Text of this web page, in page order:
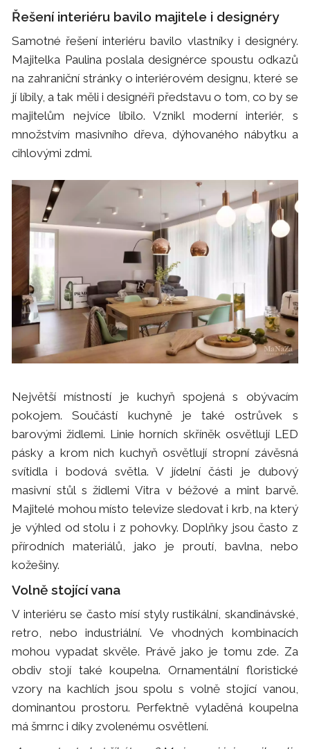
Řešení interiéru bavilo majitele i designéry
Samotné řešení interiéru bavilo vlastníky i designéry.
Majitelka Paulina poslala designérce spoustu odkazů
na zahraniční stránky o interiérovém designu, které se
jí líbily, a tak měli i designéři představu o tom, co by se
majitelům nejvíce líbilo. Vznikl moderní interiér, s
množstvím masivního dřeva, dýhovaného nábytku a
cihlovými zdmi.
Největší místností je kuchyň spojená s obývacím
pokojem. Součástí kuchyně je také ostrůvek s
barovými židlemi. Linie horních skříněk osvětlují LED
pásky a krom nich kuchyň osvětlují stropní závěsná
svítidla i bodová světla. V jídelní části je dubový
masivní stůl s židlemi Vitra v béžové a mint barvě.
Majitelé mohou místo televize sledovat i krb, na který
je výhled od stolu i z pohovky. Doplňky jsou často z
přírodních materiálů, jako je proutí, bavlna, nebo
kožešiny.
Volně stojící vana
V interiéru se často mísí styly rustikální, skandinávské,
retro, nebo industriální. Ve vhodných kombinacích
mohou vypadat skvěle. Právě jako je tomu zde. Za
obdiv stojí také koupelna. Ornamentální floristické
vzory na kachlích jsou spolu s volně stojící vanou,
dominantou prostoru. Perfektně vyladěná koupelna
má šmrnc i díky zvolenému osvětlení.